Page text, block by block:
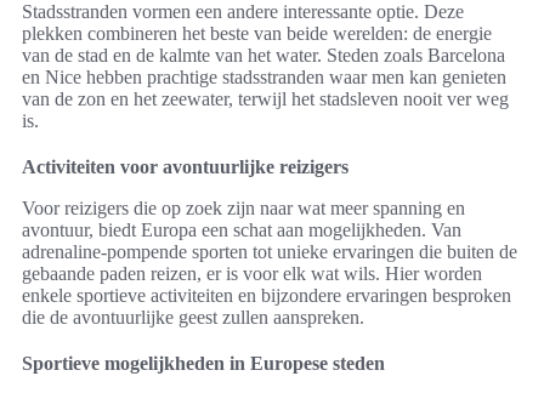
Stadsstranden vormen een andere interessante optie. Deze
plekken combineren het beste van beide werelden: de energie
van de stad en de kalmte van het water. Steden zoals Barcelona
en Nice hebben prachtige stadsstranden waar men kan genieten
van de zon en het zeewater, terwijl het stadsleven nooit ver weg
is.
Activiteiten voor avontuurlijke reizigers
Voor reizigers die op zoek zijn naar wat meer spanning en
avontuur, biedt Europa een schat aan mogelijkheden. Van
adrenaline-pompende sporten tot unieke ervaringen die buiten de
gebaande paden reizen, er is voor elk wat wils. Hier worden
enkele sportieve activiteiten en bijzondere ervaringen besproken
die de avontuurlijke geest zullen aanspreken.
Sportieve mogelijkheden in Europese steden